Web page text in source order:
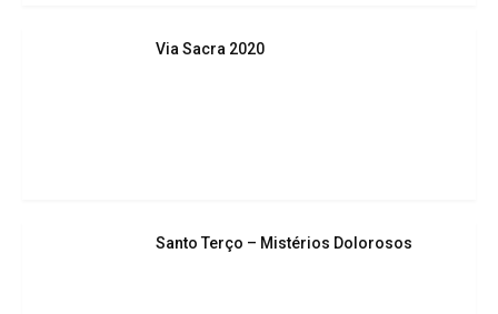
Via Sacra 2020
Santo Terço – Mistérios Dolorosos